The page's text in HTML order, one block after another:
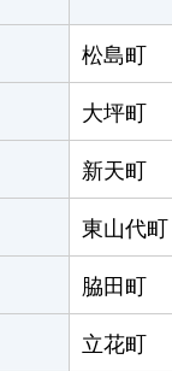
松島町
大坪町
新天町
東山代町
脇田町
立花町